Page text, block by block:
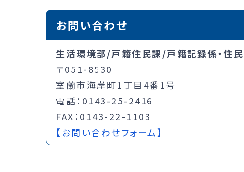
お問い合わせ
生活環境部/戸籍住民課/戸籍記録係・住
〒051-8530
室蘭市海岸町1丁目4番1号
電話：0143-25-2416
FAX：0143-22-1103
【お問い合わせフォーム】